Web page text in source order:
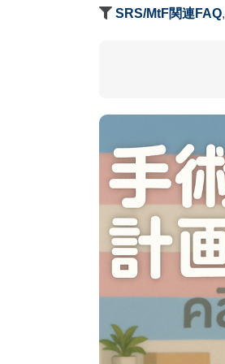
SRS/MtF関連FAQ,